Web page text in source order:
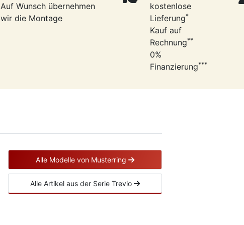
Auf Wunsch übernehmen
wir die Montage
kostenlose
Lieferung*
Kauf auf
Rechnung**
0%
Finanzierung***
Alle Modelle von Musterring
Alle Artikel aus der Serie Trevio